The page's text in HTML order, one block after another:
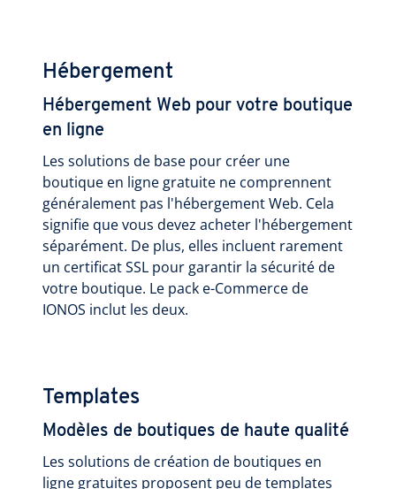
Hébergement
Hébergement Web pour votre boutique
en ligne
Les solutions de base pour créer une
boutique en ligne gratuite ne comprennent
généralement pas l'hébergement Web. Cela
signifie que vous devez acheter l'hébergement
séparément. De plus, elles incluent rarement
un certificat SSL pour garantir la sécurité de
votre boutique. Le pack e-Commerce de
IONOS inclut les deux.
Templates
Modèles de boutiques de haute qualité
Les solutions de création de boutiques en
ligne gratuites proposent peu de templates